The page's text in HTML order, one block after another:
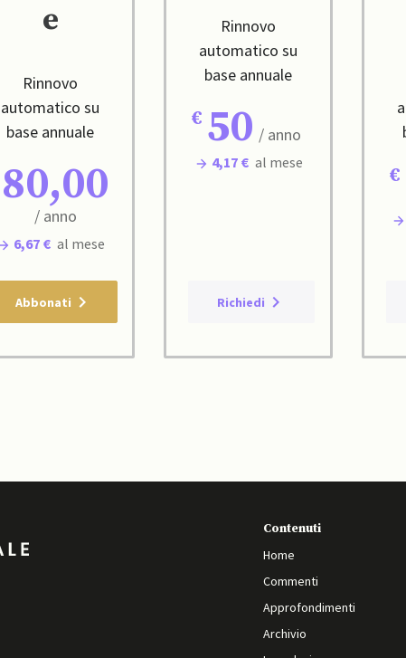
e
Rinnovo
automatico su
base annuale
80,00
/ anno
6,67 € al mese
Abbonati
Rinnovo
automatico su
base annuale
50 / anno
4,17 € al mese
Richiedi
Contenuti
Home
Commenti
Approfondimenti
Archivio